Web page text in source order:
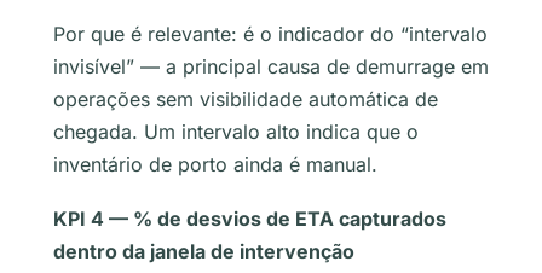
Por que é relevante: é o indicador do “intervalo
invisível” — a principal causa de demurrage em
operações sem visibilidade automática de
chegada. Um intervalo alto indica que o
inventário de porto ainda é manual.
KPI 4 — % de desvios de ETA capturados
dentro da janela de intervenção